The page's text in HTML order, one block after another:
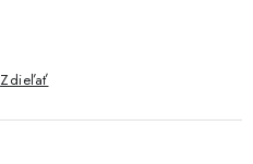
Zdieľať